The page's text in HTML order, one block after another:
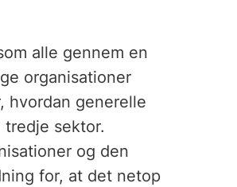
alle gennem en
organisationer
hvordan generelle
sektor.
og den
for, at det netop